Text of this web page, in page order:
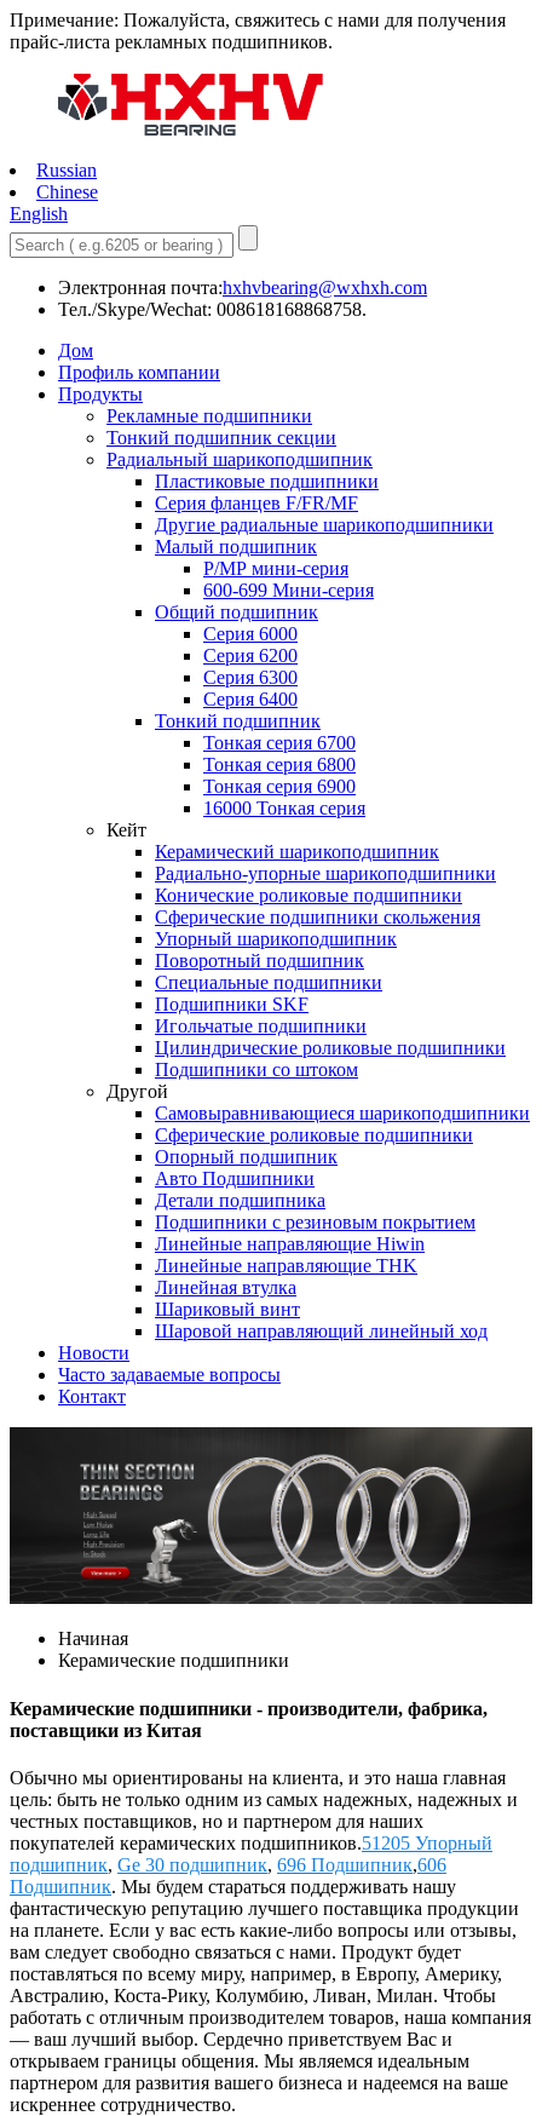
Примечание: Пожалуйста, свяжитесь с нами для получения
прайс-листа рекламных подшипников.
Russian
Chinese
English
Электронная почта:hxhvbearing@wxhxh.com
Тел./Skype/Wechat: 008618168868758.
Дом
Профиль компании
Продукты
Рекламные подшипники
Тонкий подшипник секции
Радиальный шарикоподшипник
Пластиковые подшипники
Серия фланцев F/FR/MF
Другие радиальные шарикоподшипники
Малый подшипник
Р/МР мини-серия
600-699 Мини-серия
Общий подшипник
Серия 6000
Серия 6200
Серия 6300
Серия 6400
Тонкий подшипник
Тонкая серия 6700
Тонкая серия 6800
Тонкая серия 6900
16000 Тонкая серия
Кейт
Керамический шарикоподшипник
Радиально-упорные шарикоподшипники
Конические роликовые подшипники
Сферические подшипники скольжения
Упорный шарикоподшипник
Поворотный подшипник
Специальные подшипники
Подшипники SKF
Игольчатые подшипники
Цилиндрические роликовые подшипники
Подшипники со штоком
Другой
Самовыравнивающиеся шарикоподшипники
Сферические роликовые подшипники
Опорный подшипник
Авто Подшипники
Детали подшипника
Подшипники с резиновым покрытием
Линейные направляющие Hiwin
Линейные направляющие THK
Линейная втулка
Шариковый винт
Шаровой направляющий линейный ход
Новости
Часто задаваемые вопросы
Контакт
Начиная
Керамические подшипники
Керамические подшипники - производители, фабрика,
поставщики из Китая
Обычно мы ориентированы на клиента, и это наша главная
цель: быть не только одним из самых надежных, надежных и
честных поставщиков, но и партнером для наших
покупателей керамических подшипников.51205 Упорный
подшипник, Ge 30 подшипник, 696 Подшипник,606
Подшипник. Мы будем стараться поддерживать нашу
фантастическую репутацию лучшего поставщика продукции
на планете. Если у вас есть какие-либо вопросы или отзывы,
вам следует свободно связаться с нами. Продукт будет
поставляться по всему миру, например, в Европу, Америку,
Австралию, Коста-Рику, Колумбию, Ливан, Милан. Чтобы
работать с отличным производителем товаров, наша компания
— ваш лучший выбор. Сердечно приветствуем Вас и
открываем границы общения. Мы являемся идеальным
партнером для развития вашего бизнеса и надеемся на ваше
искреннее сотрудничество.